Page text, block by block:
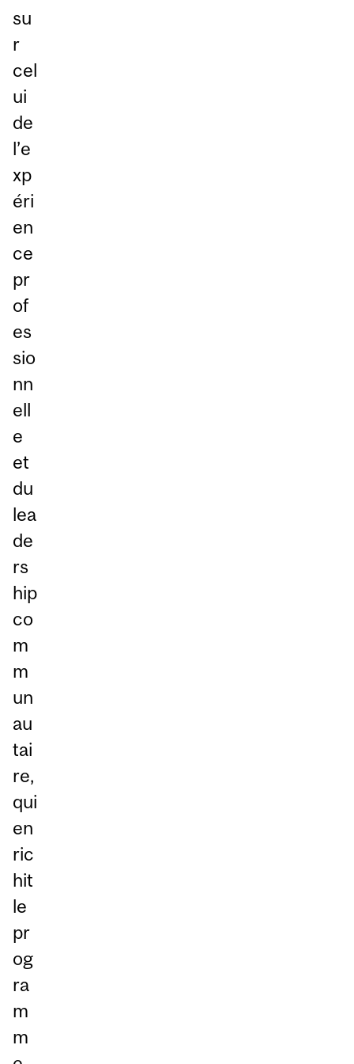
su
r
cel
ui
de
l’e
xp
éri
en
ce
pr
of
es
sio
nn
ell
e
et
du
lea
de
rs
hip
co
m
m
un
au
tai
re,
qui
en
ric
hit
le
pr
og
ra
m
m